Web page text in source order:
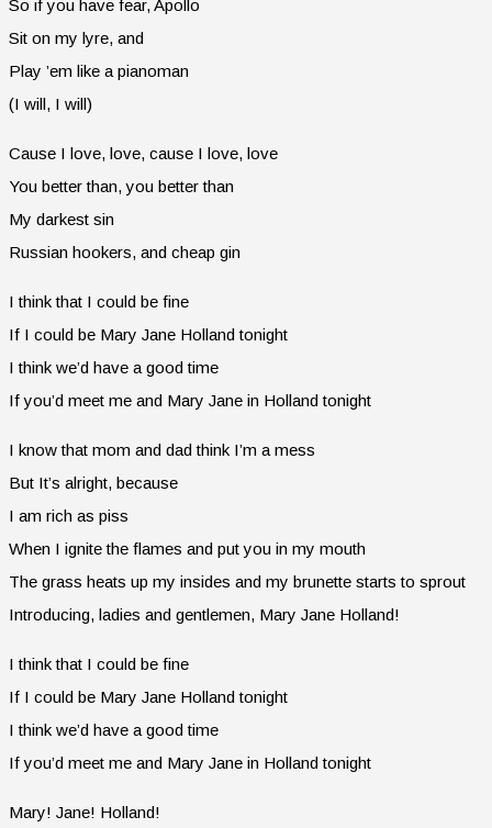
So if you have fear, Apollo
Sit on my lyre, and
Play ’em like a pianoman
(I will, I will)
Cause I love, love, cause I love, love
You better than, you better than
My darkest sin
Russian hookers, and cheap gin
I think that I could be fine
If I could be Mary Jane Holland tonight
I think we’d have a good time
If you’d meet me and Mary Jane in Holland tonight
I know that mom and dad think I’m a mess
But It’s alright, because
I am rich as piss
When I ignite the flames and put you in my mouth
The grass heats up my insides and my brunette starts to sprout
Introducing, ladies and gentlemen, Mary Jane Holland!
I think that I could be fine
If I could be Mary Jane Holland tonight
I think we’d have a good time
If you’d meet me and Mary Jane in Holland tonight
Mary! Jane! Holland!